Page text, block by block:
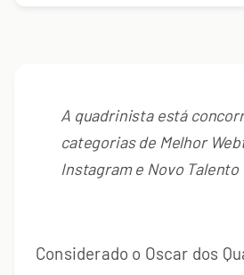
A quadrinista está
categorias de Melhor
Instagram e Novo Talento
Considerado o Oscar dos